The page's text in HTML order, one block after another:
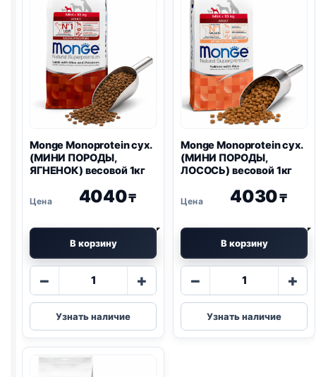
Monge Monoprotein сух.
(МИНИ ПОРОДЫ,
ЯГНЕНОК) весовой 1кг
4040₸
В корзину
−
Количество
Monge
Monoprotein
сух.
ПОРОДЫ,
+
Узнать наличие
Monge Monoprotein сух.
(МИНИ ПОРОДЫ,
ЛОСОСЬ) весовой 1кг
4030₸
В корзину
−
Количество
Monge
Monoprotein
сух.
+
Узнать наличие